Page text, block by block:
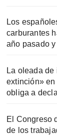
Los
carburantes
año pasado
La oleada
extinción»
obliga a
El Congreso
de los